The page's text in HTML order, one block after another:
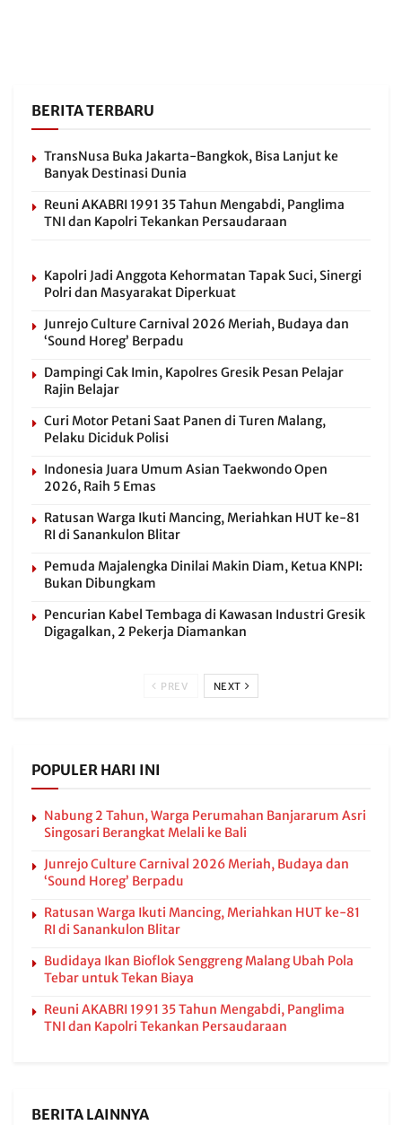
BERITA TERBARU
TransNusa Buka Jakarta-Bangkok, Bisa Lanjut ke
Banyak Destinasi Dunia
Reuni AKABRI 1991 35 Tahun Mengabdi, Panglima
TNI dan Kapolri Tekankan Persaudaraan
Kapolri Jadi Anggota Kehormatan Tapak Suci, Sinergi
Polri dan Masyarakat Diperkuat
Junrejo Culture Carnival 2026 Meriah, Budaya dan
‘Sound Horeg’ Berpadu
Dampingi Cak Imin, Kapolres Gresik Pesan Pelajar
Rajin Belajar
Curi Motor Petani Saat Panen di Turen Malang,
Pelaku Diciduk Polisi
Indonesia Juara Umum Asian Taekwondo Open
2026, Raih 5 Emas
Ratusan Warga Ikuti Mancing, Meriahkan HUT ke-81
RI di Sanankulon Blitar
Pemuda Majalengka Dinilai Makin Diam, Ketua KNPI:
Bukan Dibungkam
Pencurian Kabel Tembaga di Kawasan Industri Gresik
Digagalkan, 2 Pekerja Diamankan
PREV NEXT
POPULER HARI INI
Nabung 2 Tahun, Warga Perumahan Banjararum Asri
Singosari Berangkat Melali ke Bali
Junrejo Culture Carnival 2026 Meriah, Budaya dan
‘Sound Horeg’ Berpadu
Ratusan Warga Ikuti Mancing, Meriahkan HUT ke-81
RI di Sanankulon Blitar
Budidaya Ikan Bioflok Senggreng Malang Ubah Pola
Tebar untuk Tekan Biaya
Reuni AKABRI 1991 35 Tahun Mengabdi, Panglima
TNI dan Kapolri Tekankan Persaudaraan
BERITA LAINNYA